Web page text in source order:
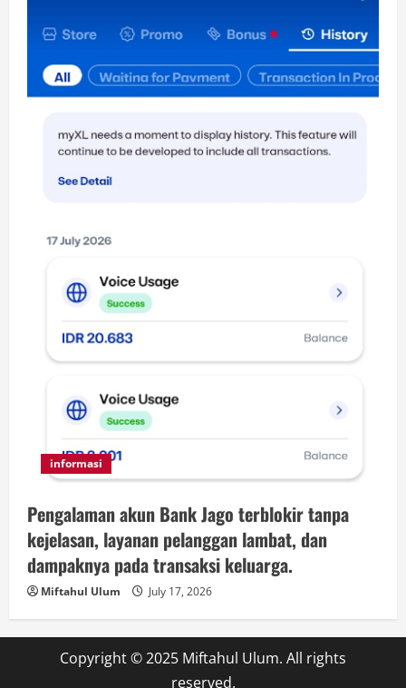
informasi
Pengalaman akun Bank Jago terblokir tanpa
kejelasan, layanan pelanggan lambat, dan
dampaknya pada transaksi keluarga.
Miftahul Ulum July 17, 2026
Copyright © 2025 Miftahul Ulum. All rights
reserved.